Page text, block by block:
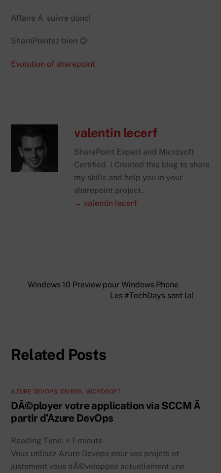
Affaire Ã suivre donc!
SharePointez bien 😉
Evolution of sharepoint
valentin lecerf
SharePoint Expert and Microsoft
Certified. I Created this blog to share
my skills and help you in your
sharepoint project.
→ valentin lecerf
Windows 10 Preview pour Windows Phone
Les #TechDays sont la!
Related Posts
AZURE DEVOPS, DIVERS, MICROSOFT
DÃ©ployer votre application via SCCM Ã
partir d’Azure DevOps
Reading Time: < 1 minute
Vous utilisez Azure Devops pour vos projets et
justement vous dÃ©veloppez actuellement une